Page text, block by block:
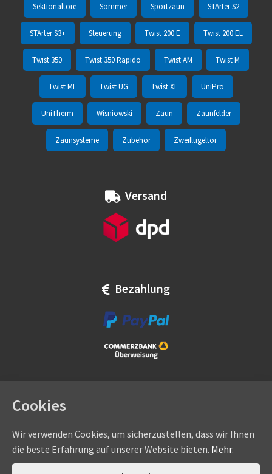
Sektionaltore Sommer Sportzaun STArter S2
STArter S3+ Steuerung Twist 200 E Twist 200 EL
Twist 350 Twist 350 Rapido Twist AM Twist M
Twist ML Twist UG Twist XL UniPro
UniTherm Wisniowski Zaun Zaunfelder
Zaunsysteme Zubehör Zweiflügeltor
Versand
Bezahlung
Copyright © byeadams.de/eADAMS GmbH- Sommer-, Nice-,
Cookies
Wir verwenden Cookies, um sicherzustellen, dass wir Ihnen
die beste Erfahrung auf unserer Website bieten. Mehr.